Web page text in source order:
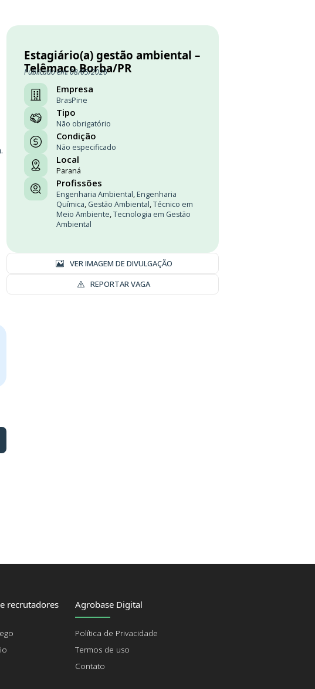
Estagiário(a) gestão ambiental –
Telêmaco Borba/PR
Publicado em: 08/05/2026
Empresa
BrasPine
Tipo
Não obrigatório
Condição
Não especificado
Local
Paraná
Profissões
Engenharia Ambiental, Engenharia
Química, Gestão Ambiental,Técnico em
Meio Ambiente,Tecnologia em Gestão
Ambiental
VER IMAGEM DE DIVULGAÇÃO
REPORTAR VAGA
recrutadores Agrobase Digital
Política de Privacidade
Termos de uso
Contato